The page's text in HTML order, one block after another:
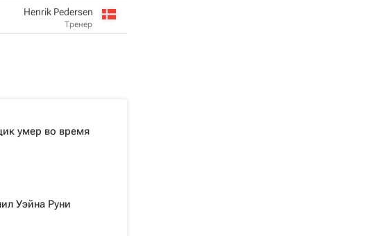
Henrik Pedersen
Тренер
умер во время
Уэйна Руни